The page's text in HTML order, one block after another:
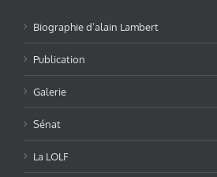
Biographie d’alain Lambert
Publication
Galerie
Sénat
La LOLF